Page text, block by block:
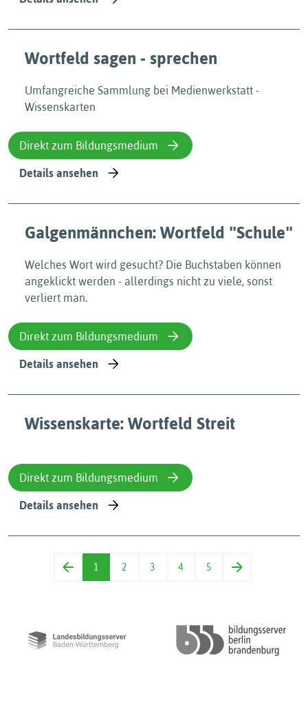
Wortfeld sagen - sprechen
Umfangreiche Sammlung bei Medienwerkstatt -
Wissenskarten
Direkt zum Bildungsmedium
Details ansehen
Galgenmännchen: Wortfeld ʺSchuleʺ
Welches Wort wird gesucht? Die Buchstaben können
angeklickt werden - allerdings nicht zu viele, sonst
verliert man.
Direkt zum Bildungsmedium
Details ansehen
Wissenskarte: Wortfeld Streit
Direkt zum Bildungsmedium
Details ansehen
1 2 3 4 5